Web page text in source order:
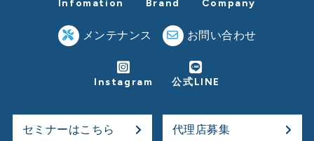
Infomation Brand Company
メンテナンス お問い合わせ
Instagram 公式LINE
セミナーはこちら 代理店募集